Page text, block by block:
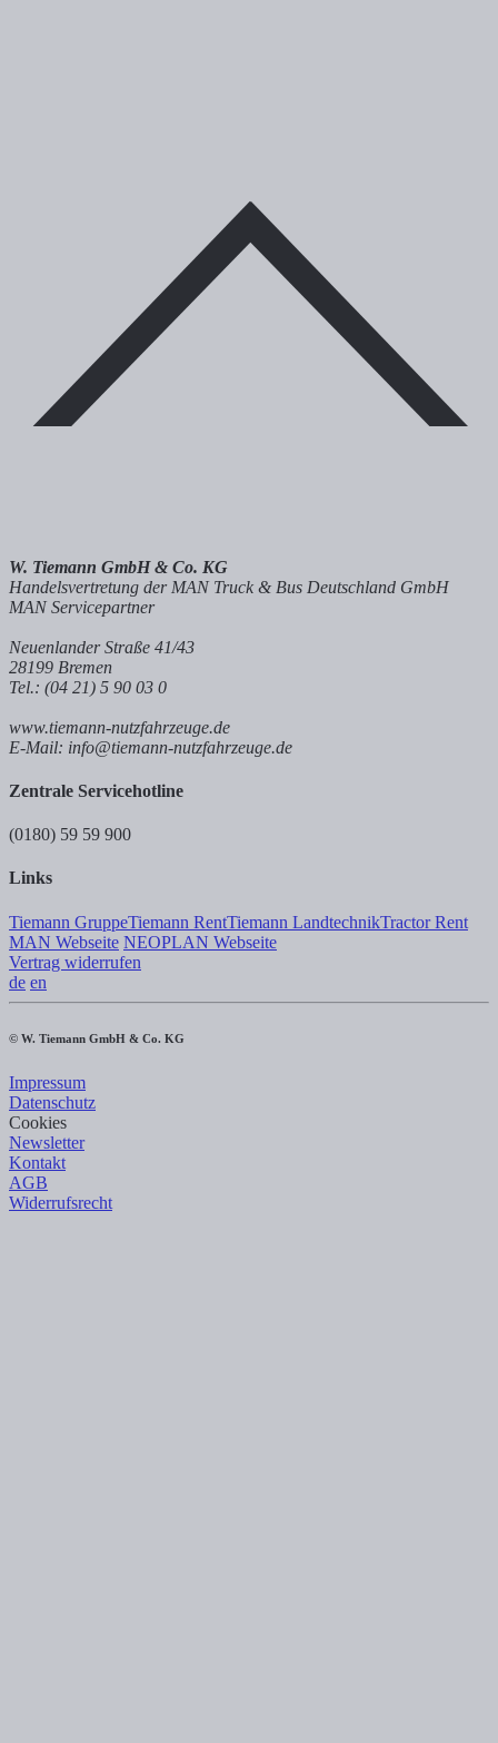
W. Tiemann GmbH & Co. KG
Handelsvertretung der MAN Truck & Bus Deutschland GmbH
MAN Servicepartner
Neuenlander Straße 41/43
28199 Bremen
Tel.: (04 21) 5 90 03 0
www.tiemann-nutzfahrzeuge.de
E-Mail: info@tiemann-nutzfahrzeuge.de
Zentrale Servicehotline
(0180) 59 59 900
Links
Tiemann GruppeTiemann RentTiemann LandtechnikTractor Rent
MAN Webseite NEOPLAN Webseite
Vertrag widerrufen
de en
© W. Tiemann GmbH & Co. KG
Impressum
Datenschutz
Cookies
Newsletter
Kontakt
AGB
Widerrufsrecht